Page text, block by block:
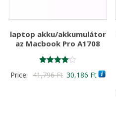
laptop akku/akkumulátor
az Macbook Pro A1708
4.00
Price: 41,796Ft Original
30,186 FtCurrent